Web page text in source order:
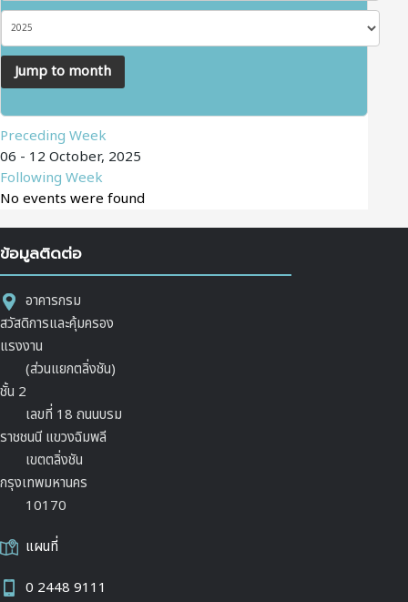
Jump to month
Preceding Week
06 - 12 October, 2025
Following Week
No events were found
ข้อมูลติดต่อ
อาคารกรม
สวัสดิการและคุ้มครอง
แรงงาน
(ส่วนแยกตลิ่งชัน)
ชั้น 2
เลขที่ 18 ถนนบรม
ราชชนนี แขวงฉิมพลี
เขตตลิ่งชัน
กรุงเทพมหานคร
10170
แผนที่
0 2448 9111